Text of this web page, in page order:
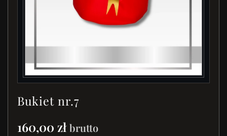
Bukiet nr.7
160,00 zł brutto